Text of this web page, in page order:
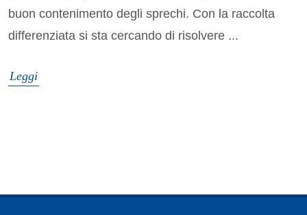
buon contenimento degli sprechi. Con la raccolta
differenziata si sta cercando di risolvere ...
Leggi